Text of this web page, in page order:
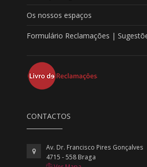
Os nossos espaços
Formulário Reclamações |
CONTACTOS
Av. Dr. Francisco Pires Gonçalves
4715 - 558 Braga